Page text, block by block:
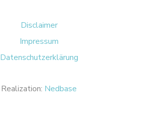
Disclaimer
Impressum
Datenschutzerklärung
Realization: Nedbase